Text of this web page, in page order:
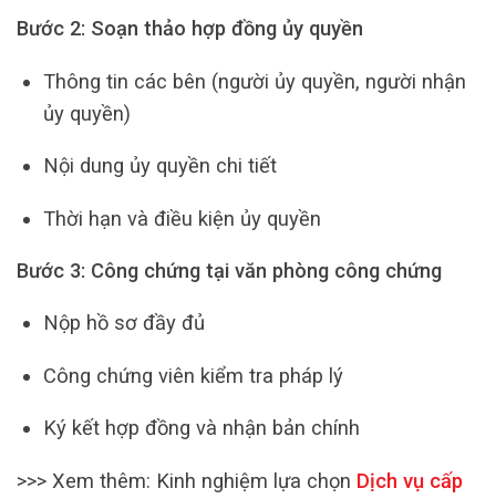
Bước 2: Soạn thảo hợp đồng ủy quyền
Thông tin các bên (người ủy quyền, người nhận
ủy quyền)
Nội dung ủy quyền chi tiết
Thời hạn và điều kiện ủy quyền
Bước 3: Công chứng tại văn phòng công chứng
Nộp hồ sơ đầy đủ
Công chứng viên kiểm tra pháp lý
Ký kết hợp đồng và nhận bản chính
>>> Xem thêm: Kinh nghiệm lựa chọn Dịch vụ cấp